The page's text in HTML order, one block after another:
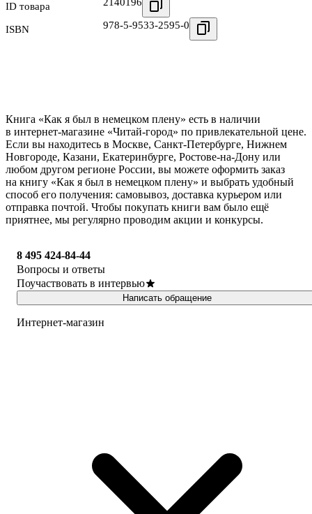
ID товара 2140196
ISBN 978-5-9533-2595-0
Книга «Как я был в немецком плену» есть в наличии
в интернет-магазине «Читай-город» по привлекательной цене.
Если вы находитесь в Москве, Санкт-Петербурге, Нижнем
Новгороде, Казани, Екатеринбурге, Ростове-на-Дону или
любом другом регионе России, вы можете оформить заказ
на книгу «Как я был в немецком плену» и выбрать удобный
способ его получения: самовывоз, доставка курьером или
отправка почтой. Чтобы покупать книги вам было ещё
приятнее, мы регулярно проводим акции и конкурсы.
8 495 424-84-44
Вопросы и ответы
Поучаствовать в интервью
Написать обращение
Интернет-магазин